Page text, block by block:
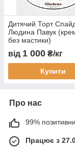
Дитячий Торт
Людина Павук
без мастики)
від 1 000 ₴/кг
Купити
Про нас
99%
Працює з